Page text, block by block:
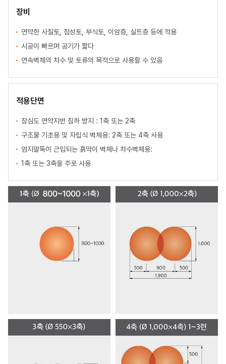
장비
연약한 사질토, 점성토, 부식토, 이암층, 실트층 등에 적용
시공이 빠르며 공기가 짧다
연속벽체의 차수 및 토류의 목적으로 사용할 수 있음
적용단면
장심도 연약지반 침하 방지 : 1축 또는 2축
구조물 기초용 및 자립식 벽체용: 2축 또는 4축 사용
엄지말뚝이 근입되는 흙막이 벽체나 차수벽체용:
1축 또는 3축을 주로 사용